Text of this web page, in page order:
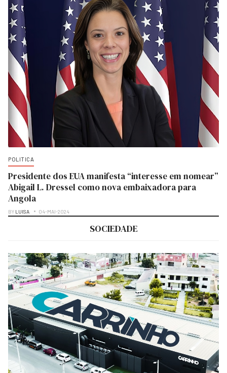
POLITICA
Presidente dos EUA manifesta “interesse em nomear”
Abigail L. Dressel como nova embaixadora para
Angola
BY LUISA 04-MAI-2024
SOCIEDADE